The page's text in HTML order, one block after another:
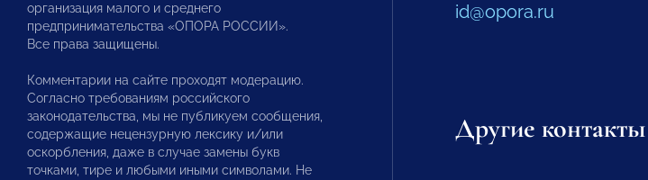
организация малого и среднего
предпринимательства «ОПОРА РОССИИ».
Все права защищены.
Комментарии на сайте проходят модерацию.
Согласно требованиям российского
законодательства, мы не публикуем сообщения,
содержащие нецензурную лексику и/или
оскорбления, даже в случае замены букв
точками, тире и любыми иными символами. Не
id@opora.ru
Другие контакты